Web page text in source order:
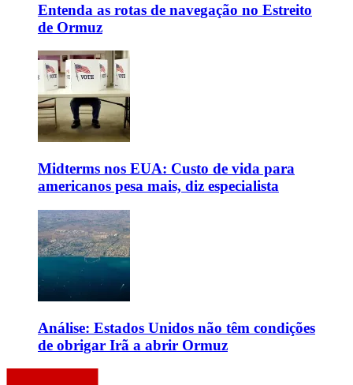
Entenda as rotas de navegação no Estreito
de Ormuz
Midterms nos EUA: Custo de vida para
americanos pesa mais, diz especialista
Análise: Estados Unidos não têm condições
de obrigar Irã a abrir Ormuz